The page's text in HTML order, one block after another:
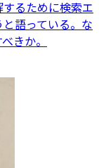
るために検索エ
語っている。な
きか。